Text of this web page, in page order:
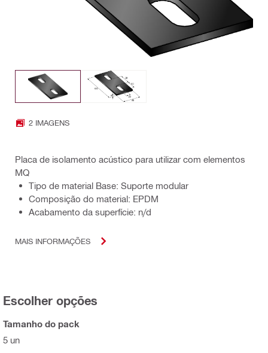
2 IMAGENS
Placa de isolamento acústico para utilizar com elementos
MQ
Tipo de material Base: Suporte modular
Composição do material: EPDM
Acabamento da superfície: n/d
MAIS INFORMAÇÕES
Escolher opções
Tamanho do pack
5 un